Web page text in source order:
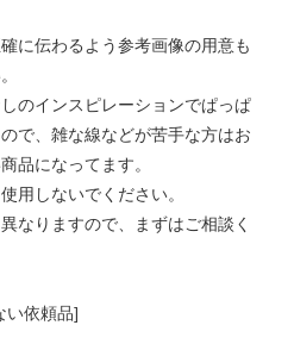
に伝わるよう参考画像の用意も
のインスピレーションでぱっぱ
で、雑な線などが苦手な方はお
品になってます。
用しないでください。
なりますので、まずはご相談く
い依頼品]